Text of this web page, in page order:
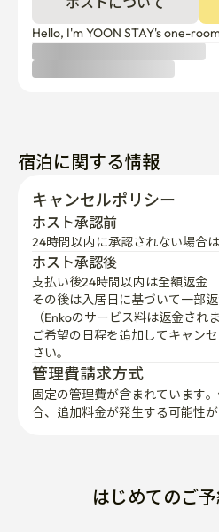
Hello, I'm YOON STAY's one-
宿泊に関する情報
キャンセルポリシー
24時間以内に承認されない場合
ホスト承認後
支払い後24時間以内は全額返金
その後は入居日に基づいて一部返
（Enkoのサービス料は返金されま
ご希望の日程を追加してキャン
さい。
管理費請求方式
固定の管理費が含まれています
合、追加料金が発生する可能性が
入居案内メールを受け取る